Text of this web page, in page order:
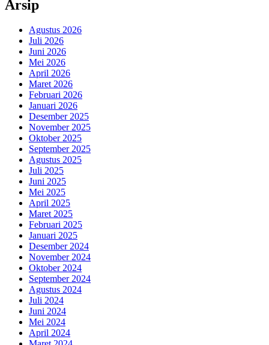
Arsip
Agustus 2026
Juli 2026
Juni 2026
Mei 2026
April 2026
Maret 2026
Februari 2026
Januari 2026
Desember 2025
November 2025
Oktober 2025
September 2025
Agustus 2025
Juli 2025
Juni 2025
Mei 2025
April 2025
Maret 2025
Februari 2025
Januari 2025
Desember 2024
November 2024
Oktober 2024
September 2024
Agustus 2024
Juli 2024
Juni 2024
Mei 2024
April 2024